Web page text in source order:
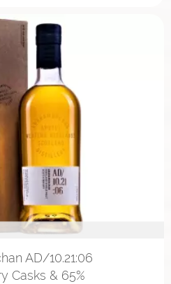
AD/10.21:06
Casks & 65%